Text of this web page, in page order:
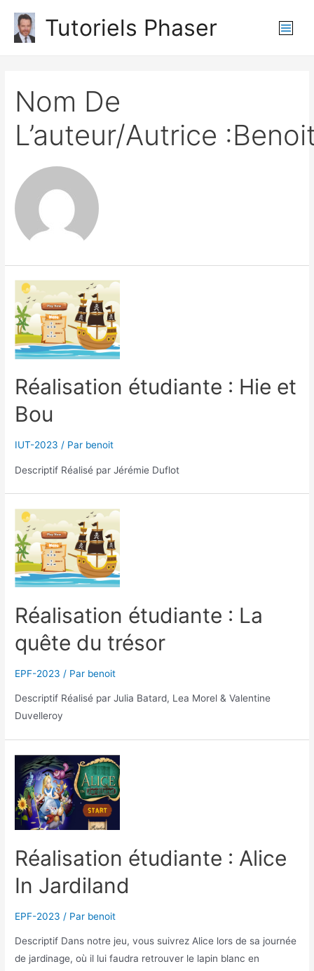
contenu
Tutoriels Phaser
Main
Nom De
L’auteur/autrice
Réalisation étudiante : Hie et
Bou
IUT-2023 / Par benoit
Descriptif Réalisé par Jérémie Duflot
Réalisation étudiante : La
quête du trésor
EPF-2023 / Par benoit
Descriptif Réalisé par Julia Batard, Lea Morel & Valentine
Duvelleroy
Réalisation étudiante : Alice
In Jardiland
EPF-2023 / Par benoit
Descriptif Dans notre jeu, vous suivrez Alice lors de sa journée
de jardinage, où il lui faudra retrouver le lapin blanc en